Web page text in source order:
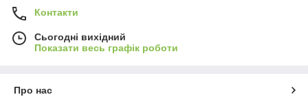
Контакти
Сьогодні вихідний
Показати весь графік роботи
Про нас